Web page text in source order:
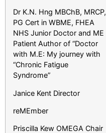
Dr K.N. Hng MBChB, MRCP,
PG Cert in WBME, FHEA
NHS Junior Doctor and ME
Patient Author of “Doctor
with M.E: My journey with
“Chronic Fatigue
Syndrome”
Janice Kent Director
reMEmber
Priscilla Kew OMEGA Chair